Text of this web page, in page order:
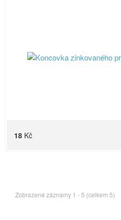
18 Kč
Zobrazené záznamy 1 - 5 (celkem 5)